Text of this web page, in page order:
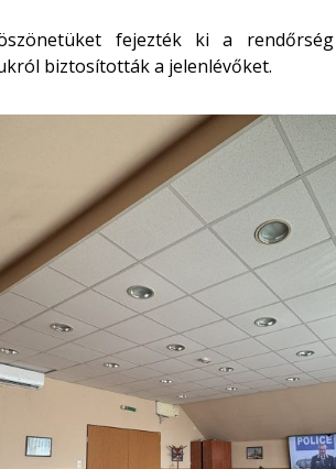
fejezték ki a
biztosították a jelenlévőket.